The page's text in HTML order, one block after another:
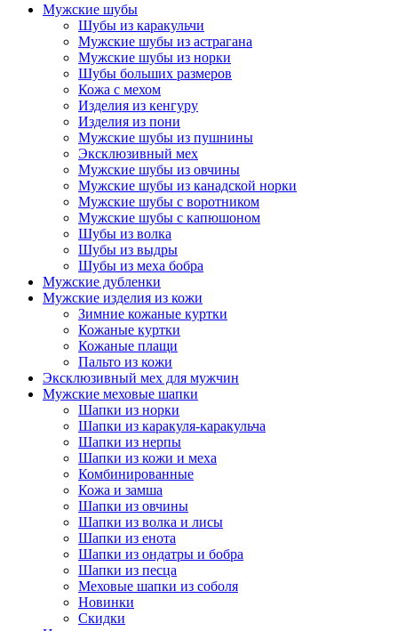
Мужские шубы
Шубы из каракульчи
Мужские шубы из астрагана
Мужские шубы из норки
Шубы больших размеров
Кожа с мехом
Изделия из кенгуру
Изделия из пони
Мужские шубы из пушнины
Эксклюзивный мех
Мужские шубы из овчины
Мужские шубы из канадской норки
Мужские шубы с воротником
Мужские шубы с капюшоном
Шубы из волка
Шубы из выдры
Шубы из меха бобра
Мужские дубленки
Мужские изделия из кожи
Зимние кожаные куртки
Кожаные куртки
Кожаные плащи
Пальто из кожи
Эксклюзивный мех для мужчин
Мужские меховые шапки
Шапки из норки
Шапки из каракуля-каракульча
Шапки из нерпы
Шапки из кожи и меха
Комбинированные
Кожа и замша
Шапки из овчины
Шапки из волка и лисы
Шапки из енота
Шапки из ондатры и бобра
Шапки из песца
Меховые шапки из соболя
Новинки
Скидки